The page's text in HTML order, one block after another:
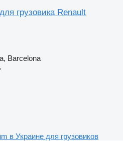
грузовика Renault
Barcelona
в Украине для грузовиков